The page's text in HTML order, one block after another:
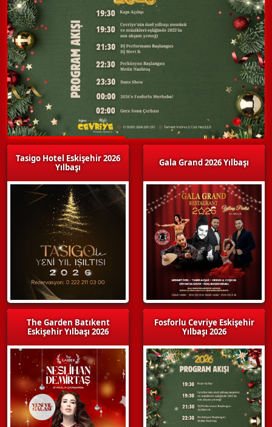
Tasigo Hotel Eskişehir 2026
Yılbaşı
The Garden Batıkent
Eskişehir Yılbaşı 2026
Gala Grand 2026 Yılbaşı
Fosforlu Cevriye Eskişehir
Yılbaşı 2026